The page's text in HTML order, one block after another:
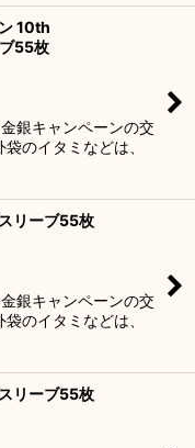
10th
55枚
銀キャンペーンの交
のイタミなどは、
リーブ55枚
銀キャンペーンの交
のイタミなどは、
リーブ55枚